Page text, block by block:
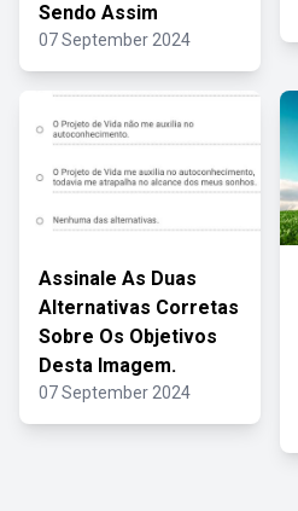
Sendo Assim
07 September 2024
Assinale As Duas
Alternativas Corretas
Sobre Os Objetivos
Desta Imagem.
07 September 2024